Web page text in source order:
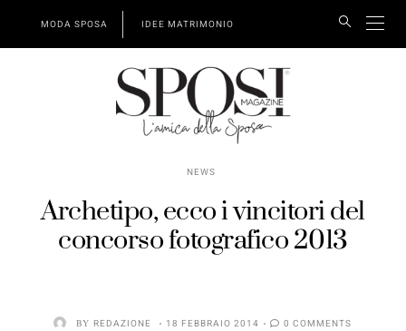
MODA SPOSA IDEE MATRIMONIO
NEWS
Archetipo, ecco i vincitori del
concorso fotografico 2013
BY REDAZIONE 18 FEBBRAIO 2014 0 COMMENTS